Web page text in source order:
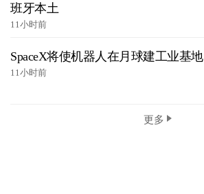
班牙本土
11小时前
SpaceX将使机器人在月球建工业基地
11小时前
更多